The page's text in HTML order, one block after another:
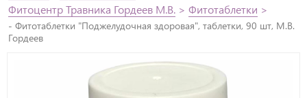
Фитоцентр Травника Гордеев М.В. > Фитотаблетки >
- Фитотаблетки "Поджелудочная здоровая", таблетки, 90 шт, М.В.
Гордеев